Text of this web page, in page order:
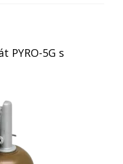
PYRO-5G s